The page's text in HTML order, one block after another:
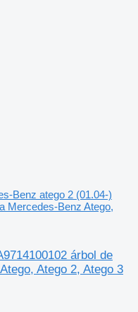
Benz atego 2 (01.04-)
Mercedes-Benz Atego,
árbol de
Atego 2, Atego 3